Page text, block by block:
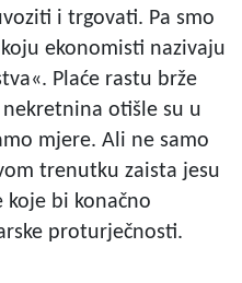
i trgovati. Pa smo
ekonomisti nazivaju
Plaće rastu brže
otišle su u
mjere. Ali ne samo
trenutku zaista jesu
koje bi konačno
proturječnosti.